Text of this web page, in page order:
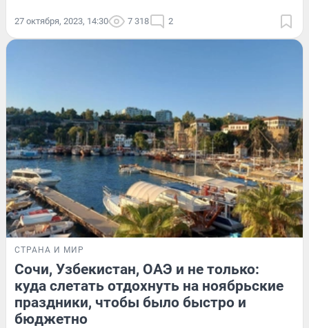
27 октября, 2023, 14:30 7 318 2
СТРАНА И МИР
Сочи, Узбекистан, ОАЭ и не только:
куда слетать отдохнуть на ноябрьские
праздники, чтобы было быстро и
бюджетно